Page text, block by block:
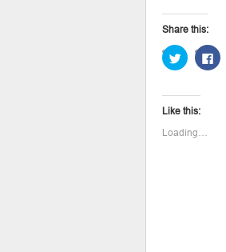
Share this:
Click
to
share
Twitter
in
window)
to
Like this:
Loading…